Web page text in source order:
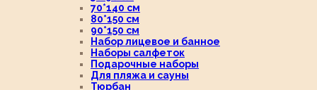
70*140 см
80*150 см
90*150 см
Набор лицевое и банное
Наборы салфеток
Подарочные наборы
Для пляжа и сауны
Тюрбан